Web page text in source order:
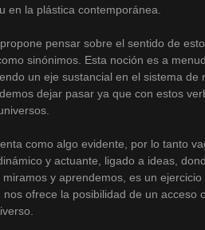
en la plástica contemporánea.
pensar sobre el sentido de
sinónimos. Esta noción es a
un eje sustancial en el sistema de
dejar pasar ya que con estos
como algo evidente, por lo tanto
y actuante, ligado a ideas,
y aprendemos, es un ejercicio
ofrece la posibilidad de un acceso